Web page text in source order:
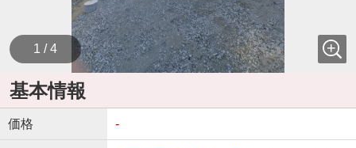
1 / 4
基本情報
価格 -